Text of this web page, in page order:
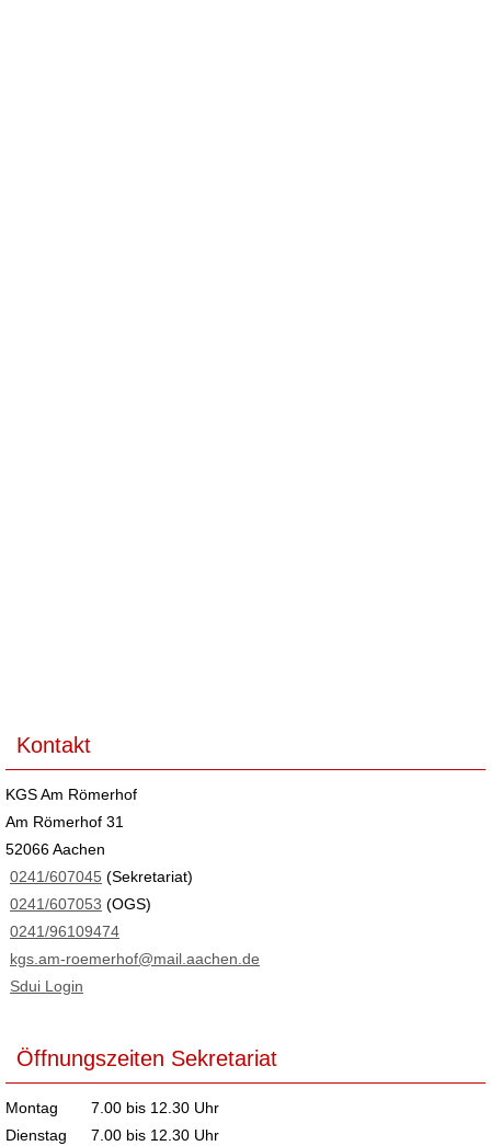
Kontakt
KGS Am Römerhof
Am Römerhof 31
52066 Aachen
0241/607045 (Sekretariat)
0241/607053 (OGS)
0241/96109474
kgs.am-roemerhof@mail.aachen.de
Sdui Login
Öffnungszeiten Sekretariat
Montag
7.00 bis 12.30 Uhr
Dienstag
7.00 bis 12.30 Uhr